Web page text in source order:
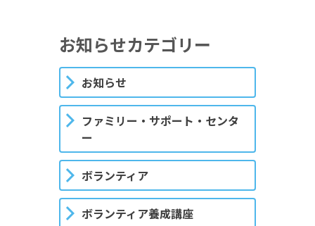
お知らせカテゴリー
お知らせ
ファミリー・サポート・センタ
ー
ボランティア
ボランティア養成講座